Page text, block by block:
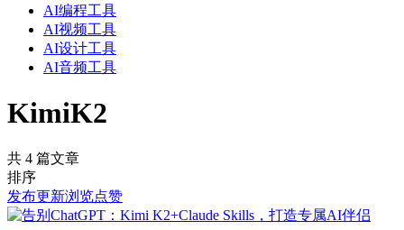
AI编程工具
AI视频工具
AI设计工具
AI音频工具
KimiK2
共 4 篇文章
排序
发布更新浏览点赞